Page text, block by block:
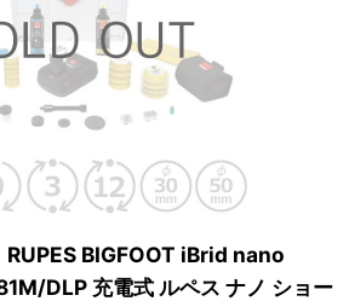
RUPES BIGFOOT iBrid nano
DLP 充電式 ルペス ナノ ショー